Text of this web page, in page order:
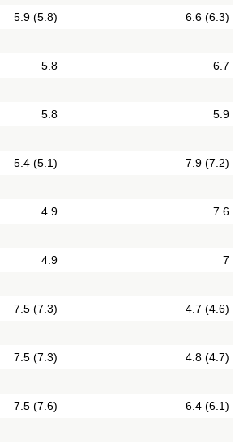
5.9 (5.8)
6.6 (6.3)
5.8
6.7
5.8
5.9
5.4 (5.1)
7.9 (7.2)
4.9
7.6
4.9
7
7.5 (7.3)
4.7 (4.6)
7.5 (7.3)
4.8 (4.7)
7.5 (7.6)
6.4 (6.1)